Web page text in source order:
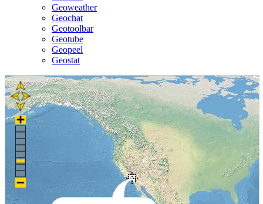
Geoweather
Geochat
Geotoolbar
Geotube
Geopeel
Geostat